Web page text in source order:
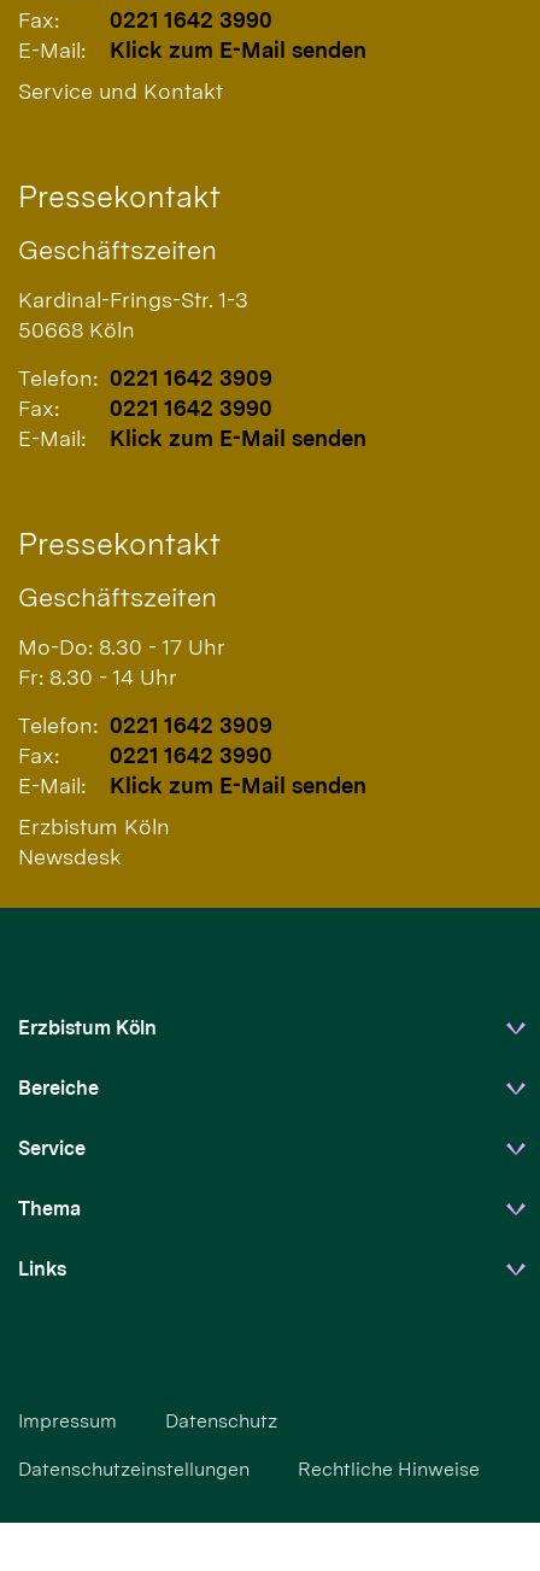
Fax:
0221 1642 3990
E-Mail:
Klick zum E-Mail senden
Service und Kontakt
Pressekontakt
Geschäftszeiten
Kardinal-Frings-Str. 1-3
50668 Köln
Telefon: 0221 1642 3909
Fax:
0221 1642 3990
E-Mail:
Klick zum E-Mail senden
Pressekontakt
Geschäftszeiten
Mo-Do: 8.30 - 17 Uhr
Fr: 8.30 - 14 Uhr
Telefon: 0221 1642 3909
Fax:
0221 1642 3990
E-Mail:
Klick zum E-Mail senden
Erzbistum Köln
Newsdesk
Erzbistum Köln
Bereiche
Service
Thema
Links
Impressum Datenschutz
Datenschutzeinstellungen Rechtliche Hinweise